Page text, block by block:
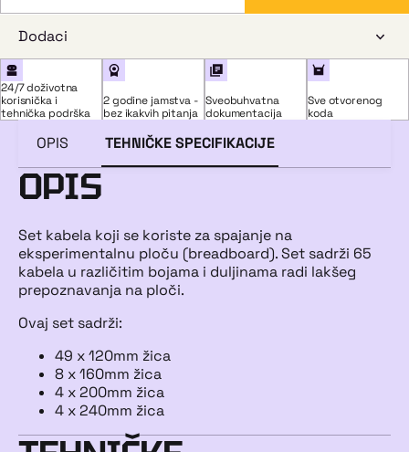
Dodaci
24/7 doživotna
korisnička i
tehnička podrška
2 godine jamstva -
bez ikakvih pitanja
Sveobuhvatna
dokumentacija
Sve otvorenog
koda
OPIS TEHNIČKE SPECIFIKACIJE
OPIS
Set kabela koji se koriste za spajanje na
eksperimentalnu ploču (breadboard). Set sadrži 65
kabela u različitim bojama i duljinama radi lakšeg
prepoznavanja na ploči.
Ovaj set sadrži:
49 x 120mm žica
8 x 160mm žica
4 x 200mm žica
4 x 240mm žica